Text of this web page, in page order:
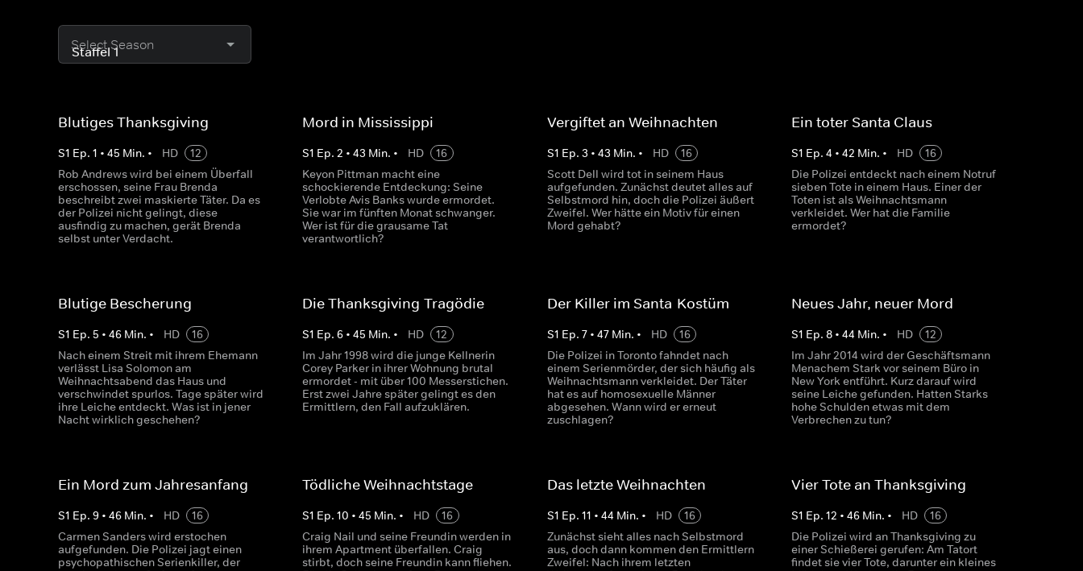
Select Season
Blutiges Thanksgiving
S1 Ep. 1 • 45 Min. • HD
12
Rob Andrews wird bei einem Überfall
erschossen, seine Frau Brenda
beschreibt zwei maskierte Täter. Da es
der Polizei nicht gelingt, diese
ausfindig zu machen, gerät Brenda
selbst unter Verdacht.
Mord in Mississippi
S1 Ep.2 •43 Min. • HD
16
Keyon Pittman macht eine
schockierende Entdeckung: Seine
Verlobte Avis Banks wurde ermordet.
Sie war im fünften Monat schwanger.
Wer ist für die grausame Tat
verantwortlich?
Vergiftet an Weihnachten
S1 Ep. 3 • 43 Min. • HD
16
Scott Dell wird tot in seinem Haus
aufgefunden. Zunächst deutet alles auf
Selbstmord hin, doch die Polizei äußert
Zweifel. Wer hätte ein Motiv für einen
Mord gehabt?
Ein toter Santa Claus
S1 Ep. 4 • 42 Min. • HD
16
Die Polizei entdeckt nach einem Notruf
sieben Tote in einem Haus. Einer der
Toten ist als Weihnachtsmann
verkleidet. Wer hat die Familie
ermordet?
Blutige Bescherung
S1 Ep. 5 • 46 Min. • HD
16
Nach einem Streit mit ihrem Ehemann
verlässt Lisa Solomon am
Weihnachtsabend das Haus und
verschwindet spurlos. Tage später wird
ihre Leiche entdeckt. Was ist in jener
Nacht wirklich geschehen?
Die Thanksgiving-Tragödie
S1 Ep.6 •45 Min. • HD
12
Im Jahr 1998 wird die junge Kellnerin
Corey Parker in ihrer Wohnung brutal
ermordet - mit über 100 Messerstichen.
Erst zwei Jahre später gelingt es den
Ermittlern, den Fall aufzuklären.
Der Killer im Santa-Kostüm
S1 Ep. 7• 47Min. • HD
16
Die Polizei in Toronto fahndet nach
einem Serienmörder, der sich häufig als
Weihnachtsmann verkleidet. Der Täter
hat es auf homosexuelle Männer
abgesehen. Wann wird er erneut
zuschlagen?
Neues Jahr, neuer Mord
S1 Ep. 8• 44 Min. • HD
12
Im Jahr 2014 wird der Geschäftsmann
Menachem Stark vor seinem Büro in
New York entführt. Kurz darauf wird
seine Leiche gefunden. Hatten Starks
hohe Schulden etwas mit dem
Verbrechen zu tun?
Ein Mord zum Jahresanfang
S1 Ep. 9 • 46 Min. • HD
16
Carmen Sanders wird erstochen
aufgefunden. Die Polizei jagt einen
psychopathischen Serienkiller, der
Tödliche Weihnachtstage
S1 Ep.10 •45 Min. • HD
16
Craig Nail und seine Freundin werden in
ihrem Apartment überfallen. Craig
stirbt, doch seine Freundin kann fliehen.
Das letzte Weihnachten
S1 Ep. 11 • 44 Min. • HD
16
Zunächst sieht alles nach Selbstmord
aus, doch dann kommen den Ermittlern
Zweifel: Nach ihrem letzten
Vier Tote an Thanksgiving
S1 Ep. 12 • 46Min. • HD
16
Die Polizei wird an Thanksgiving zu
einer Schießerei gerufen: Am Tatort
findet sie vier Tote, darunter ein kleines